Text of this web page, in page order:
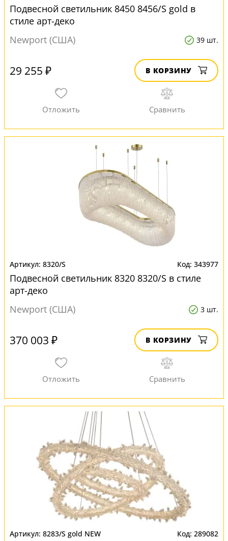
Подвесной светильник 8450 8456/S gold в
стиле арт-деко
Newport (США)
39 шт.
29 255 ₽ В КОРЗИНУ
8320/S 343977
Подвесной светильник 8320 8320/S в стиле
арт-деко
Newport (США)
3 шт.
370 003 ₽ В КОРЗИНУ
8283/S gold NEW 289082